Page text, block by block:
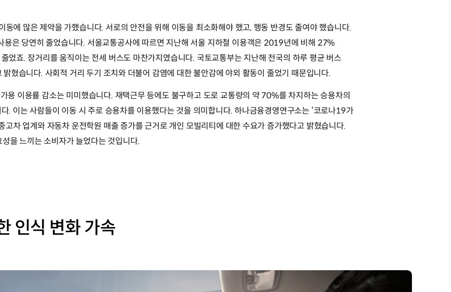
동에 많은 제약을 가했습니다. 서로의 안전을 위해 이동을 최소화해야 했고, 행동 반경도 줄여야 했습니다.
용은 당연히 줄었습니다. 서울교통공사에 따르면 지난해 서울 지하철 이용객은 2019년에 비해 27%
었죠. 장거리를 움직이는 전세 버스도 마찬가지였습니다. 국토교통부는 지난해 전국의 하루 평균 버스
혔습니다. 사회적 거리 두기 조치와 더불어 감염에 대한 불안감에 야외 활동이 줄었기 때문입니다.
용 이용률 감소는 미미했습니다. 재택근무 등에도 불구하고 도로 교통량의 약 70%를 차지하는 승용차의
. 이는 사람들이 이동 시 주로 승용차를 이용했다는 것을 의미합니다. 하나금융경영연구소는 ‘코로나19가
고차 업계와 자동차 운전학원 매출 증가를 근거로 개인 모빌리티에 대한 수요가 증가했다고 밝혔습니다.
을 느끼는 소비자가 늘었다는 것입니다.
인식 변화 가속